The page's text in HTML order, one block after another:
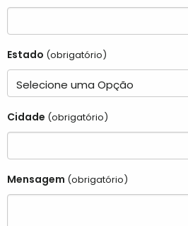
Estado (obrigatório)
Cidade (obrigatório)
Mensagem (obrigatório)